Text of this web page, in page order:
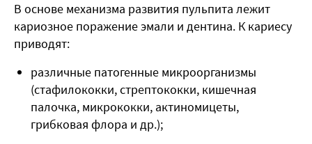
В основе механизма развития пульпита лежит
кариозное поражение эмали и дентина. К кариесу
приводят:
различные патогенные микроорганизмы
(стафилококки, стрептококки, кишечная
палочка, микрококки, актиномицеты,
грибковая флора и др.);